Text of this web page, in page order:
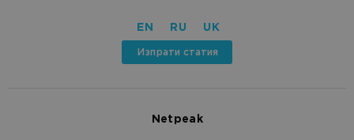
EN RU UK
Изпрати статия
Netpeak